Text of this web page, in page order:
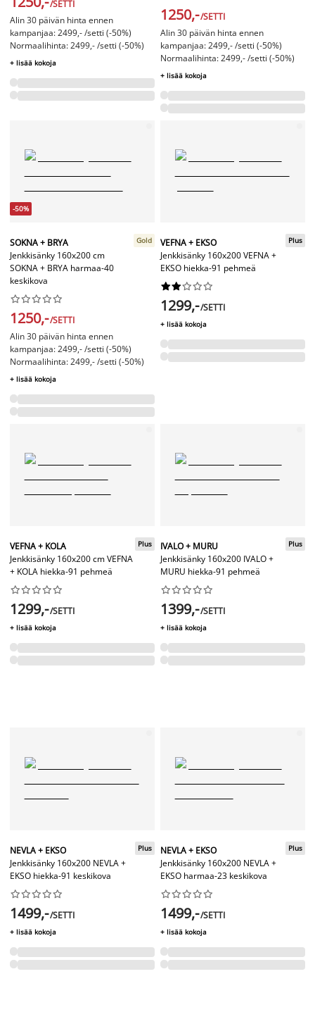
/SETTI
Alin 30 päivän hinta ennen
kampanjaa: 2499,- /setti (-50%)
Normaalihinta: 2499,- /setti (-50%)
+ lisää kokoja
1250,-/SETTI
Alin 30 päivän hinta ennen
kampanjaa: 2499,- /setti (-50%)
Normaalihinta: 2499,- /setti (-50%)
+ lisää kokoja
-50%
SOKNA + BRYA
Jenkkisänky 160x200 cm
SOKNA + BRYA harmaa-40
keskikova
Gold






1250,-/SETTI
Alin 30 päivän hinta ennen
kampanjaa: 2499,- /setti (-50%)
Normaalihinta: 2499,- /setti (-50%)
+ lisää kokoja
VEFNA + EKSO
Jenkkisänky 160x200 VEFNA +
EKSO hiekka-91 pehmeä
Plus






1299,-/SETTI
+ lisää kokoja
VEFNA + KOLA
Jenkkisänky 160x200 cm VEFNA
+ KOLA hiekka-91 pehmeä
Plus






1299,-/SETTI
+ lisää kokoja
IVALO + MURU
Jenkkisänky 160x200 IVALO +
MURU hiekka-91 pehmeä
Plus






1399,-/SETTI
+ lisää kokoja
NEVLA + EKSO
Jenkkisänky 160x200 NEVLA +
EKSO hiekka-91 keskikova
Plus






1499,-/SETTI
+ lisää kokoja
NEVLA + EKSO
Jenkkisänky 160x200 NEVLA +
EKSO harmaa-23 keskikova
Plus






1499,-/SETTI
+ lisää kokoja